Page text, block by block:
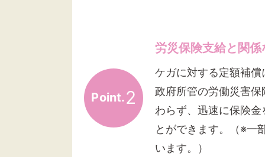
Point.2
労災保険支給と関
ケガに対する定額補償
政府所管の労働災害保
わらず、迅速に保険
とができます。（※一
います。）